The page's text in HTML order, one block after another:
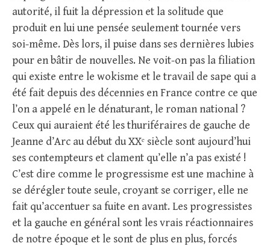
autorité, il fuit la dépression et la solitude que
produit en lui une pensée seulement tournée vers
soi-même. Dès lors, il puise dans ses dernières lubies
pour en bâtir de nouvelles. Ne voit-on pas la filiation
qui existe entre le wokisme et le travail de sape qui a
été fait depuis des décennies en France contre ce que
l’on a appelé en le dénaturant, le roman national ?
Ceux qui auraient été les thuriféraires de gauche de
Jeanne d’Arc au début du XXᵉ siècle sont aujourd’hui
ses contempteurs et clament qu’elle n’a pas existé !
C’est dire comme le progressisme est une machine à
se dérégler toute seule, croyant se corriger, elle ne
fait qu’accentuer sa fuite en avant. Les progressistes
et la gauche en général sont les vrais réactionnaires
de notre époque et le sont de plus en plus, forcés